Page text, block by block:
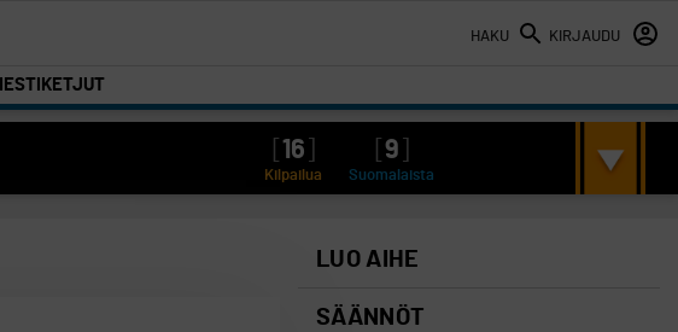
HAKU KIRJAUDU
16 9
Kilpailua Suomalaista
LUO AIHE
SÄÄNNÖT